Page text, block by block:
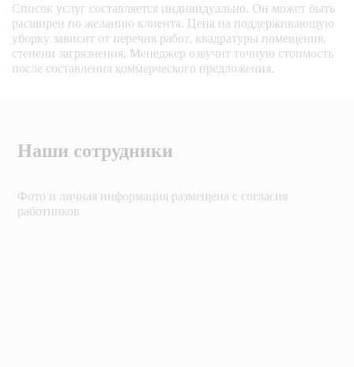
Список услуг составляется индивидуально. Он может быть
расширен по желанию клиента. Цена на поддерживающую
уборку зависит от перечня работ, квадратуры помещения,
степени загрязнения. Менеджер озвучит точную стоимость
после составления коммерческого предложения.
Наши сотрудники
Фото и личная информация размещена с согласия
работников